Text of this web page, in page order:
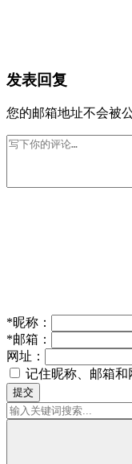
发表回复
您的邮箱地址不会被公
*昵称：
*邮箱：
网址：
记住昵称、邮箱和
提交